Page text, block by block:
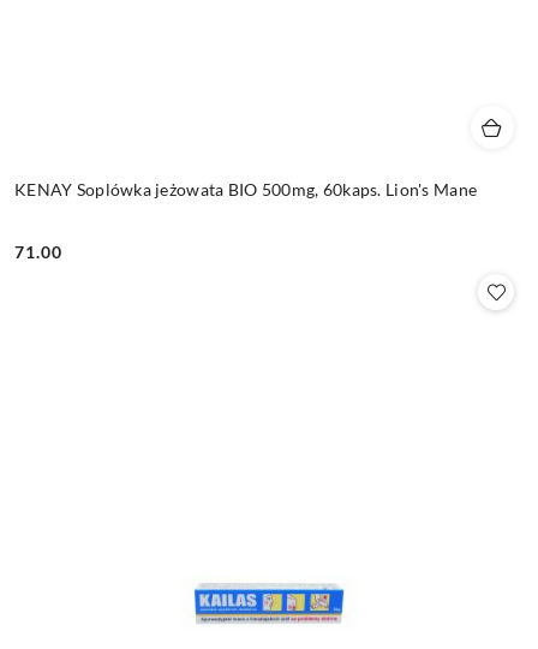
KENAY Soplówka jeżowata BIO 500mg, 60kaps. Lion's Mane
Cena:
71.00